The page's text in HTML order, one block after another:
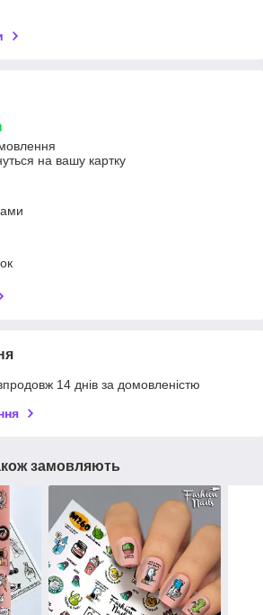
на вашу картку
14 днів за домовленістю
замовляють